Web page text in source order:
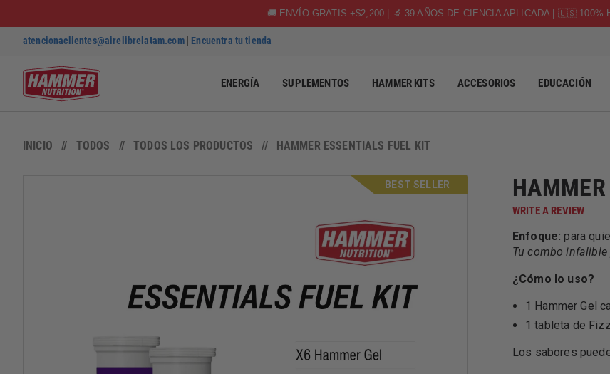
🚚 ENVÍO GRATIS +$2,200 | 🔬 39 AÑOS DE CIENCIA APLICADA | 🇺🇸 100%
SKIP TO CONTENT
atencionaclientes@airelibrelatam.com| Encuentra tu tienda
ENERGÍA SUPLEMENTOS HAMMER KITS ACCESORIOS EDUCACIÓN
INICIO TODOS TODOS LOS PRODUCTOS HAMMER ESSENTIALS FUEL KIT
BEST SELLER
WRITE A REVIEW
Enfoque: para
Tu combo
¿Cómo lo uso?
1 Hammer Gel
1 tableta de
Los sabores